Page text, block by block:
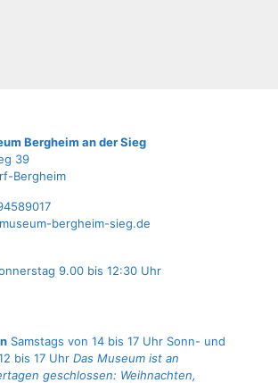
Berg­heim an der Sieg
39
Bergheim
bergheim-sieg.de
9.00 bis 12:30 Uhr
Samstags von 14 bis 17 Uhr Sonn- und
bis 17 Uhr Das Museum ist an
geschlossen: Weihnachten,